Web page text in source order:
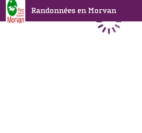
Randonnées en Morvan
Chargement